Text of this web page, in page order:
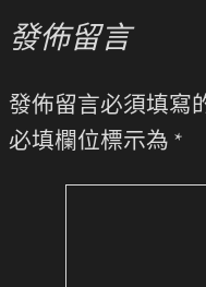
發佈留言
發佈留言必須填寫
必填欄位標示為 *